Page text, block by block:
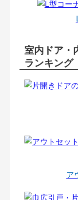
室内ドア・
ランキング
ア